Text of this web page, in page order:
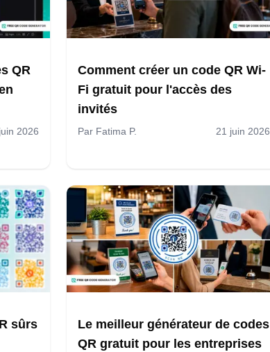
QR
2026
Comment créer un code QR Wi-
Fi gratuit pour l'accès des
invités
Par Fatima P. 21 juin 2026
sûrs
Le meilleur générateur de codes
QR gratuit pour les entreprises